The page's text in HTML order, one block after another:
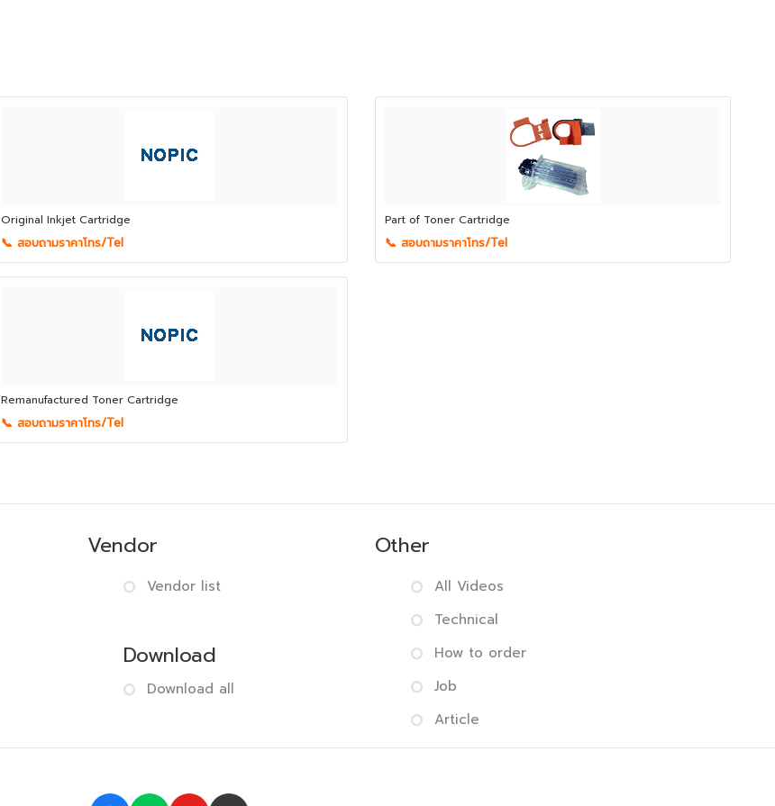
Original Inkjet Cartridge
📞 สอบถามราคาโทร/Tel
Part of Toner Cartridge
📞 สอบถามราคาโทร/Tel
Remanufactured Toner Cartridge
📞 สอบถามราคาโทร/Tel
Vendor
Vendor list
Download
Download all
Other
All Videos
Technical
How to order
Job
Article